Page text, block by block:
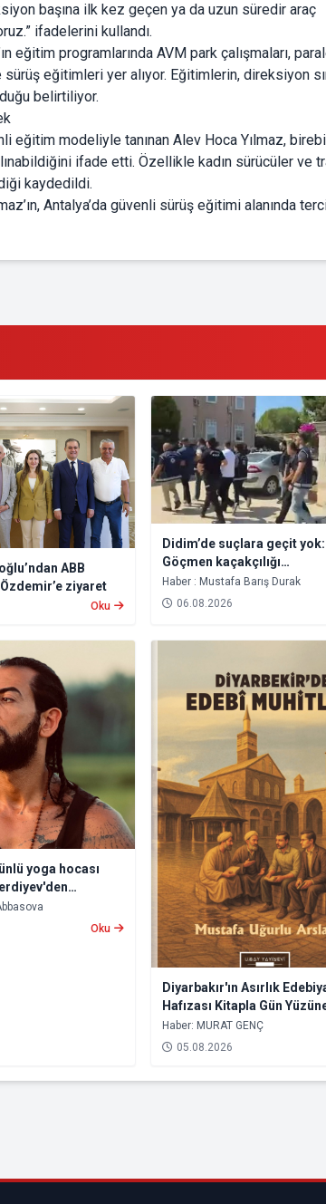
başına ilk kez geçen ya da uzun süredir araç
ifadelerini kullandı.
eğitim programlarında AVM park çalışmaları,
eğitimleri yer alıyor. Eğitimlerin, direksiyon
belirtiliyor.
eğitim modeliyle tanınan Alev Hoca Yılmaz,
ifade etti. Özellikle kadın sürücüler ve
kaydedildi.
Antalya’da güvenli sürüş eğitimi alanında
ABB
ziyaret
Oku
Didim’de suçlara geçit yok:
Göçmen kaçakçılığı
organizatörlerine
tutuklama
Haber : Mustafa Barış Durak
06.08.2026
yoga hocası
İçsel Bir Yolculuk
Oku
Diyarbakır'ın Asırlık
Hafızası Kitapla Gün
Haber: MURAT GENÇ
05.08.2026